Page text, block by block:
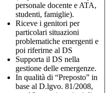
personale docente e ATA,
studenti, famiglie).
Riceve i genitori per
particolari situazioni
problematiche emergenti e
poi riferirne al DS
Supporta il DS nella
gestione delle emergenze.
In qualità di “Preposto” in
base al D.lgvo. 81/2008,